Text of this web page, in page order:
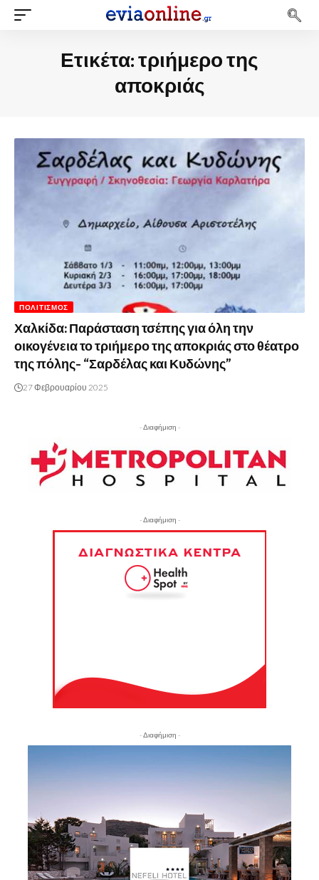
Ετικέτα:τριήμερο της
αποκριάς
ΠΟΛΙΤΙΣΜΌΣ
Χαλκίδα: Παράσταση τσέπης για όλη την
οικογένεια το τριήμερο της αποκριάς στο θέατρο
της πόλης- “Σαρδέλας και Κυδώνης”
27 Φεβρουαρίου 2025
- Διαφήμιση -
- Διαφήμιση -
- Διαφήμιση -